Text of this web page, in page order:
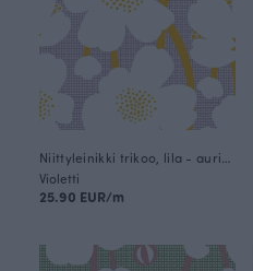
Violetti
25.90 EUR/m